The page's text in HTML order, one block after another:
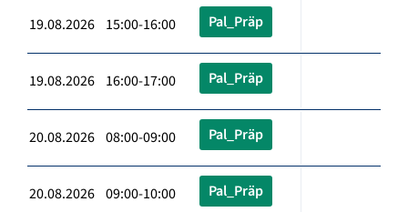
19.08.2026 15:00-16:00 Pal_Präp
19.08.2026 16:00-17:00 Pal_Präp
20.08.2026 08:00-09:00 Pal_Präp
20.08.2026 09:00-10:00 Pal_Präp